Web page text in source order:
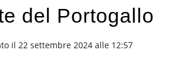
del Portogallo
il 22 settembre 2024 alle 12:57